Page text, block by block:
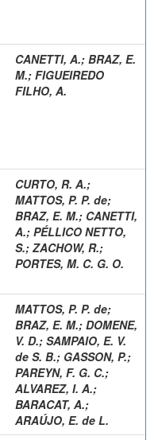
CANETTI, A.; BRAZ, E.
M.; FIGUEIREDO
FILHO, A.
CURTO, R. A.;
MATTOS, P. P. de;
BRAZ, E. M.; CANETTI,
A.; PÉLLICO NETTO,
S.; ZACHOW, R.;
PORTES, M. C. G. O.
MATTOS, P. P. de;
BRAZ, E. M.; DOMENE,
V. D.; SAMPAIO, E. V.
de S. B.; GASSON, P.;
PAREYN, F. G. C.;
ALVAREZ, I. A.;
BARACAT, A.;
ARAÚJO, E. de L.